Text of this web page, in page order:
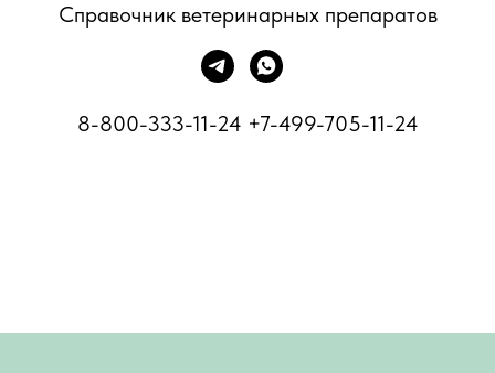
Справочник ветеринарных препаратов
8-800-333-11-24 +7-499-705-11-24